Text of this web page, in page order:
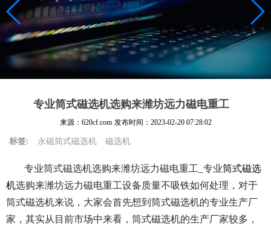
专业筒式磁选机选购来潍坊远力磁电重工
来源：620cf.com 发布时间： 2023-02-20 07:28:02
标签: 永磁筒式磁选机 磁选机
专业筒式磁选机选购来潍坊远力磁电重工_专业筒式磁选
机选购来潍坊远力磁电重工设备质量不吸铁如何处理，对于
筒式磁选机来说，大家会首先想到筒式磁选机的专业生产厂
家，其实从目前市场中来看，筒式磁选机的生产厂家较多，